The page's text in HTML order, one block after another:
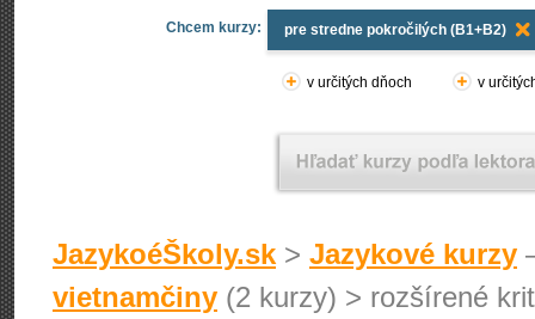
Chcem kurzy: pre stredne pokročilých (B1+B2)
v určitých dňoch v
JazykoéŠkoly.sk > Jazykové kurzy
vietnamčiny (2 kurzy) > rozšírené